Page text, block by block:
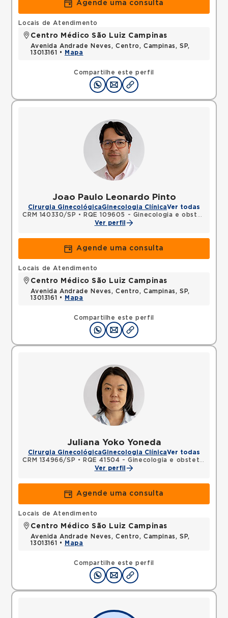
Agende uma consulta
Compartilhe este perfil
Locais de Atendimento
Centro Médico São Luiz Campinas
Avenida Andrade Neves, Centro, Campinas, SP,
13013161 •
Mapa
Joao Paulo Leonardo Pinto
Cirurgia GinecológicaGinecologia ClínicaVer todas
CRM 140330/SP •
RQE 109605 - Ginecologia e obstetrícia
Ver perfil
Agende uma consulta
Compartilhe este perfil
Locais de Atendimento
Centro Médico São Luiz Campinas
Avenida Andrade Neves, Centro, Campinas, SP,
13013161 •
Mapa
Juliana Yoko Yoneda
Cirurgia GinecológicaGinecologia ClínicaVer todas
CRM 134966/SP •
RQE 41504 - Ginecologia e obstetrícia
Ver perfil
Agende uma consulta
Compartilhe este perfil
Locais de Atendimento
Centro Médico São Luiz Campinas
Avenida Andrade Neves, Centro, Campinas, SP,
13013161 •
Mapa